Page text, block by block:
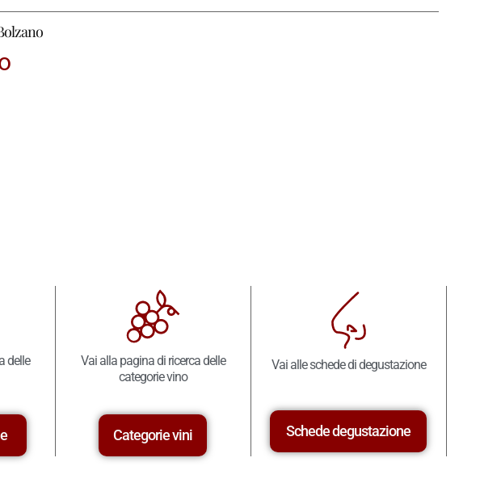
delle
Vai alla pagina di ricerca delle
categorie vino
Categorie vini
Vai alle schede di degustazione
Schede degustazione